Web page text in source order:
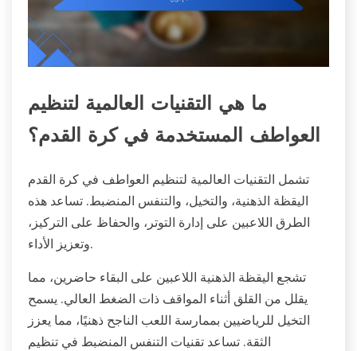
ما هي التقنيات العالمية لتنظيم
العواطف المستخدمة في كرة القدم؟
تشمل التقنيات العالمية لتنظيم العواطف في كرة القدم
اليقظة الذهنية، والتخيل، والتنفس المنضبط. تساعد هذه
الطرق اللاعبين على إدارة التوتر، والحفاظ على التركيز،
وتعزيز الأداء.
تشجع اليقظة الذهنية اللاعبين على البقاء حاضرين، مما
يقلل من القلق أثناء المواقف ذات الضغط العالي. يسمح
التخيل للرياضيين بممارسة اللعب الناجح ذهنيًا، مما يعزز
الثقة. تساعد تقنيات التنفس المنضبط في تنظيم